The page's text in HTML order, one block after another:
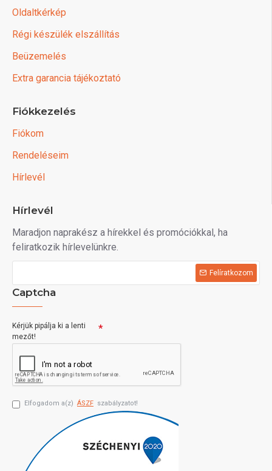
Oldaltkérkép
Régi készülék elszállítás
Beüzemelés
Extra garancia tájékoztató
Fiókkezelés
Fiókom
Rendeléseim
Hírlevél
Hírlevél
Maradjon naprakész a hírekkel és promóciókkal, ha
feliratkozik hírlevelünkre.
Felíratkozom
Captcha
Kérjük pipálja ki a lenti
mezőt!
Elfogadom a(z) ÁSZF szabályzatot!